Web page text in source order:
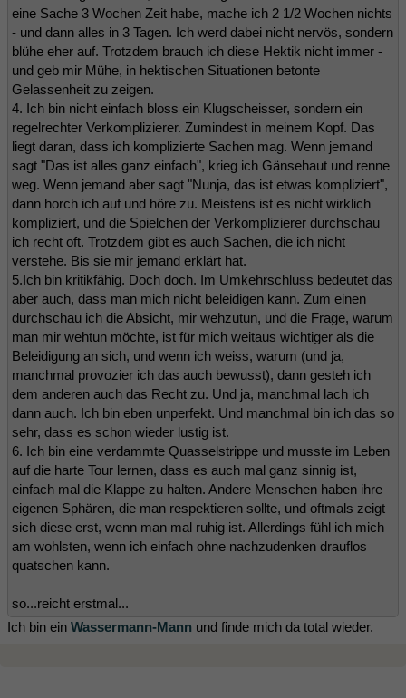
eine Sache 3 Wochen Zeit habe, mache ich 2 1/2 Wochen nichts
- und dann alles in 3 Tagen. Ich werd dabei nicht nervös, sondern
blühe eher auf. Trotzdem brauch ich diese Hektik nicht immer -
und geb mir Mühe, in hektischen Situationen betonte
Gelassenheit zu zeigen.
4. Ich bin nicht einfach bloss ein Klugscheisser, sondern ein
regelrechter Verkomplizierer. Zumindest in meinem Kopf. Das
liegt daran, dass ich komplizierte Sachen mag. Wenn jemand
sagt "Das ist alles ganz einfach", krieg ich Gänsehaut und renne
weg. Wenn jemand aber sagt "Nunja, das ist etwas kompliziert",
dann horch ich auf und höre zu. Meistens ist es nicht wirklich
kompliziert, und die Spielchen der Verkomplizierer durchschau
ich recht oft. Trotzdem gibt es auch Sachen, die ich nicht
verstehe. Bis sie mir jemand erklärt hat.
5.Ich bin kritikfähig. Doch doch. Im Umkehrschluss bedeutet das
aber auch, dass man mich nicht beleidigen kann. Zum einen
durchschau ich die Absicht, mir wehzutun, und die Frage, warum
man mir wehtun möchte, ist für mich weitaus wichtiger als die
Beleidigung an sich, und wenn ich weiss, warum (und ja,
manchmal provozier ich das auch bewusst), dann gesteh ich
dem anderen auch das Recht zu. Und ja, manchmal lach ich
dann auch. Ich bin eben unperfekt. Und manchmal bin ich das so
sehr, dass es schon wieder lustig ist.
6. Ich bin eine verdammte Quasselstrippe und musste im Leben
auf die harte Tour lernen, dass es auch mal ganz sinnig ist,
einfach mal die Klappe zu halten. Andere Menschen haben ihre
eigenen Sphären, die man respektieren sollte, und oftmals zeigt
sich diese erst, wenn man mal ruhig ist. Allerdings fühl ich mich
am wohlsten, wenn ich einfach ohne nachzudenken drauflos
quatschen kann.
so...reicht erstmal...
Ich bin ein Wassermann-Mann und finde mich da total wieder.